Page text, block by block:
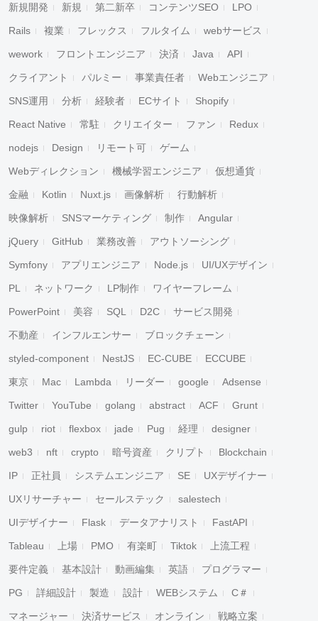
新規開発 新規 第二新卒 コンテンツSEO LPO
Rails 複業 フレックス フルタイム webサービス
wework フロントエンジニア 決済 Java API
クライアント パルミー 事業責任者 Webエンジニア
SNS運用 分析 経験者 ECサイト Shopify
React Native 常駐 クリエイター ファン Redux
nodejs Design リモート可 ゲーム
Webディレクション 機械学習エンジニア 仮想通貨
金融 Kotlin Nuxt.js 画像解析 行動解析
映像解析 SNSマーケティング 制作 Angular
jQuery GitHub 業務改善 アウトソーシング
Symfony アプリエンジニア Node.js UI/UXデザイン
PL ネットワーク LP制作 ワイヤーフレーム
PowerPoint 美容 SQL D2C サービス開発
不動産 インフルエンサー ブロックチェーン
styled-component NestJS EC-CUBE ECCUBE
東京 Mac Lambda リーダー google Adsense
Twitter YouTube golang abstract ACF Grunt
gulp riot flexbox jade Pug 経理 designer
web3 nft crypto 暗号資産 クリプト Blockchain
IP 正社員 システムエンジニア SE UXデザイナー
UXリサーチャー セールステック salestech
UIデザイナー Flask データアナリスト FastAPI
Tableau 上場 PMO 有楽町 Tiktok 上流工程
要件定義 基本設計 動画編集 英語 プログラマー
PG 詳細設計 製造 設計 WEBシステム C＃
マネージャー 決済サービス オンライン 戦略立案